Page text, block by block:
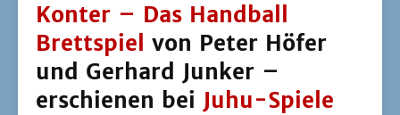
Konter – Das Handball
Brettspiel von Peter Höfer
und Gerhard Junker –
erschienen bei Juhu-Spiele